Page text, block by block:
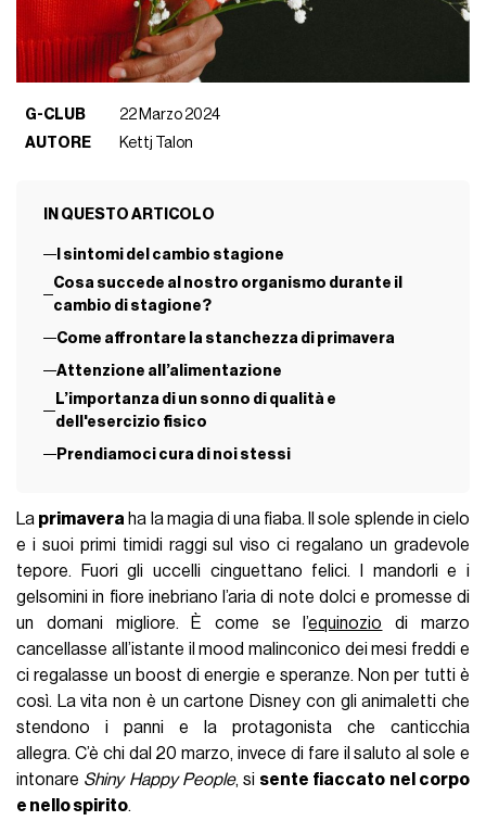
G-CLUB
22 Marzo 2024
AUTORE
Kettj Talon
IN QUESTO ARTICOLO
I sintomi del cambio stagione
Cosa succede al nostro organismo durante il
cambio di stagione?
Come affrontare la stanchezza di primavera
Attenzione all’alimentazione
L’importanza di un sonno di qualità e
dell'esercizio fisico
Prendiamoci cura di noi stessi
La primavera ha la magia di una fiaba. Il sole splende in cielo
e i suoi primi timidi raggi sul viso ci regalano un gradevole
tepore. Fuori gli uccelli cinguettano felici. I mandorli e i
gelsomini in fiore inebriano l’aria di note dolci e promesse di
un domani migliore. È come se l’equinozio di marzo
cancellasse all’istante il mood malinconico dei mesi freddi e
ci regalasse un boost di energie e speranze. Non per tutti è
così. La vita non è un cartone Disney con gli animaletti che
stendono i panni e la protagonista che canticchia
allegra. C’è chi dal 20 marzo, invece di fare il saluto al sole e
intonare Shiny Happy People, si sente fiaccato nel corpo
e nello spirito.